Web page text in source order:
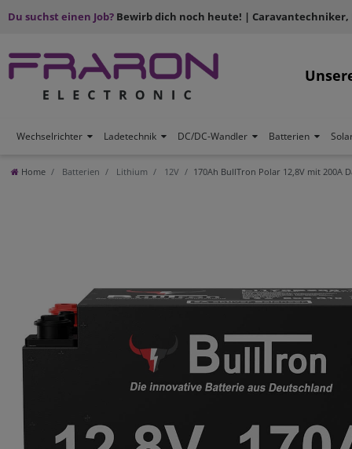
Du suchst einen Job? Bewirb dich noch heute! | Caravantechniker,
Wechselrichter Ladetechnik DC/DC-Wandler Batterien
Home Batterien Lithium 12V 170Ah BullTron Polar 12,8V mit 200A